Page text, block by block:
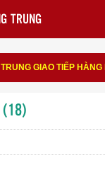
TRUNG
GIAO TIẾP HÀNG